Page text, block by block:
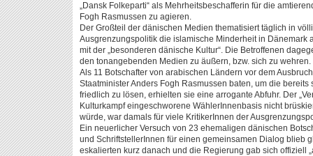
„Dansk Folkeparti“ als Mehrheitsbeschafferin für die
Fogh Rasmussen zu agieren.
Der Großteil der dänischen Medien thematisiert täglich in
Ausgrenzungspolitik die islamische Minderheit in Dänemark
mit der „besonderen dänische Kultur“. Die Betroffenen
den tonangebenden Medien zu äußern, bzw. sich zu wehren.
Als 11 Botschafter von arabischen Ländern vor dem
Staatminister Anders Fogh Rasmussen baten, um die
friedlich zu lösen, erhielten sie eine arrogante Abfuhr. Der
Kulturkampf eingeschworene WählerInnenbasis nicht
würde, war damals für viele KritikerInnen der
Ein neuerlicher Versuch von 23 ehemaligen dänischen
und SchriftstellerInnen für einen gemeinsamen Dialog blieb
eskalierten kurz danach und die Regierung gab sich offiziell